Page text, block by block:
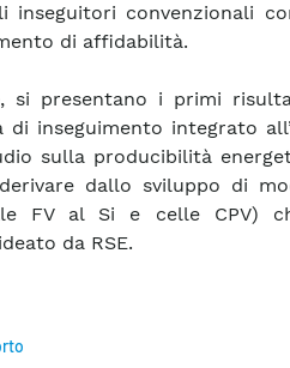
inseguitori convenzionali
di affidabilità.
si presentano i primi
di inseguimento integrato
sulla producibilità
dallo sviluppo di
FV al Si e celle CPV)
da RSE.